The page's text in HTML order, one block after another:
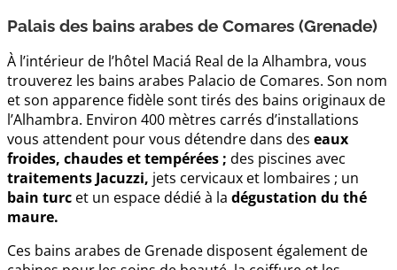
Palais des bains arabes de Comares (Grenade)
À l’intérieur de l’hôtel Maciá Real de la Alhambra, vous
trouverez les bains arabes Palacio de Comares. Son nom
et son apparence fidèle sont tirés des bains originaux de
l’Alhambra. Environ 400 mètres carrés d’installations
vous attendent pour vous détendre dans des eaux
froides, chaudes et tempérées ; des piscines avec
traitements Jacuzzi, jets cervicaux et lombaires ; un
bain turc et un espace dédié à la dégustation du thé
maure.
Ces bains arabes de Grenade disposent également de